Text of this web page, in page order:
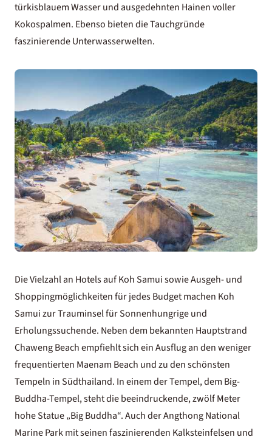
türkisblauem Wasser und ausgedehnten Hainen voller
Kokospalmen. Ebenso bieten die Tauchgründe
faszinierende Unterwasserwelten.
Die Vielzahl an Hotels auf Koh Samuisowie Ausgeh- und
Shoppingmöglichkeiten für jedes Budget machen Koh
Samui zur Trauminsel für Sonnenhungrige und
Erholungssuchende. Neben dem bekannten Hauptstrand
Chaweng Beach empfiehlt sich ein Ausflug an den weniger
frequentierten Maenam Beach und zu denschönsten
Tempeln in Südthailand. In einem der Tempel, dem Big-
Buddha-Tempel, steht die beeindruckende, zwölf Meter
hohe Statue „Big Buddha“. Auch der Angthong National
Marine Park mit seinen faszinierenden Kalksteinfelsen und